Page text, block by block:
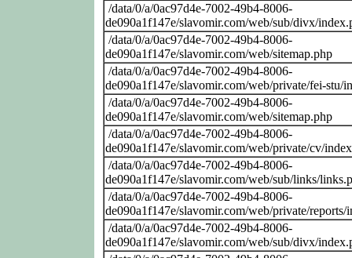
/data/0/a/0ac97d4e-7002-49b4-8006-
de090a1f147e/slavomir.com/web/sub/divx/
/data/0/a/0ac97d4e-7002-49b4-8006-
de090a1f147e/slavomir.com/web/sitemap.php
/data/0/a/0ac97d4e-7002-49b4-8006-
de090a1f147e/slavomir.com/web/private/fei-stu/
/data/0/a/0ac97d4e-7002-49b4-8006-
de090a1f147e/slavomir.com/web/sitemap.php
/data/0/a/0ac97d4e-7002-49b4-8006-
de090a1f147e/slavomir.com/web/private/cv/
/data/0/a/0ac97d4e-7002-49b4-8006-
de090a1f147e/slavomir.com/web/sub/links/
/data/0/a/0ac97d4e-7002-49b4-8006-
de090a1f147e/slavomir.com/web/private/reports/
/data/0/a/0ac97d4e-7002-49b4-8006-
de090a1f147e/slavomir.com/web/sub/divx/